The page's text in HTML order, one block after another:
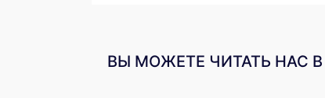
ВЫ МОЖЕТЕ ЧИТАТЬ НАС